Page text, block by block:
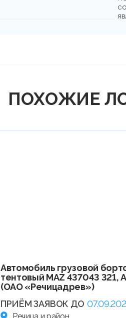
ПОХОЖИЕ
Автомобиль грузовой
тентовый МАZ 437043 321,
(ОАО «Речицадрев»)
ПРИЁМ ЗАЯВОК ДО